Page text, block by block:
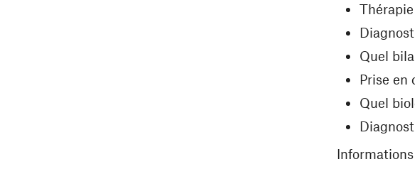
Quel
Prise en
Quel